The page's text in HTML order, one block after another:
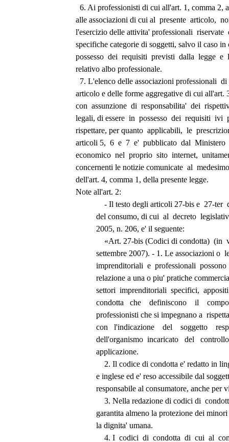
6. Ai professionisti di cui all'art. 1, comma 2,
alle associazioni di cui al  presente  articolo,
l'esercizio delle attivita' professionali  riservate
specifiche categorie di soggetti, salvo il caso
possesso  dei  requisiti  previsti  dalla  legge  e
relativo albo professionale.
7. L'elenco delle associazioni professionali  di
articolo e delle forme aggregative di cui all'art.
con  assunzione  di  responsabilita'  dei
legali, di essere  in  possesso  dei  requisiti  ivi
rispettare, per quanto  applicabili,  le
articoli 5,  6  e  7  e'  pubblicato  dal  Ministero
economico  nel  proprio  sito  internet,
concernenti le notizie comunicate  al
dell'art. 4, comma 1, della presente legge.
Note all'art. 2:
- Il testo degli articoli 27-bis e  27-
del consumo, di cui  al  decreto
          2005, n. 206, e' il seguente:
«Art. 27-bis (Codici di condotta)
settembre 2007). - 1. Le associazioni
imprenditoriali  e  professionali
relazione a una o piu' pratiche
settori  imprenditoriali  specifici,
condotta   che    definiscono    il
professionisti che si impegnano a
con   l'indicazione    del    soggetto
dell'organismo  incaricato   del
          applicazione.
2. Il codice di condotta e' redatto in
e inglese ed e' reso accessibile dal
responsabile al consumatore, anche
3. Nella redazione di codici di
garantita almeno la protezione dei
          la dignita' umana.
4. I  codici  di  condotta  di  cui